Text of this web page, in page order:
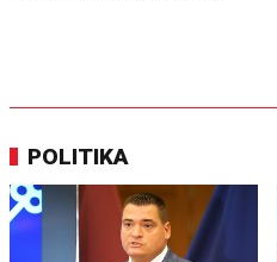
POLITIKA